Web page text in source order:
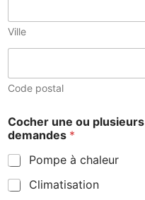
Ville
Code postal
Cocher une ou
demandes *
Pompe à chaleur
Climatisation